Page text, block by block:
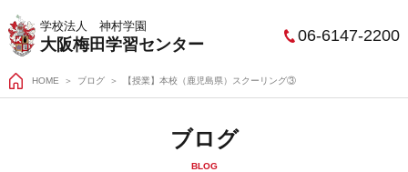
学校法人 神村学園
大阪梅田学習センター 06-6147-2200
HOME ＞ ブログ 【授業】本校（鹿児島県）スクーリング③
ブログ
BLOG